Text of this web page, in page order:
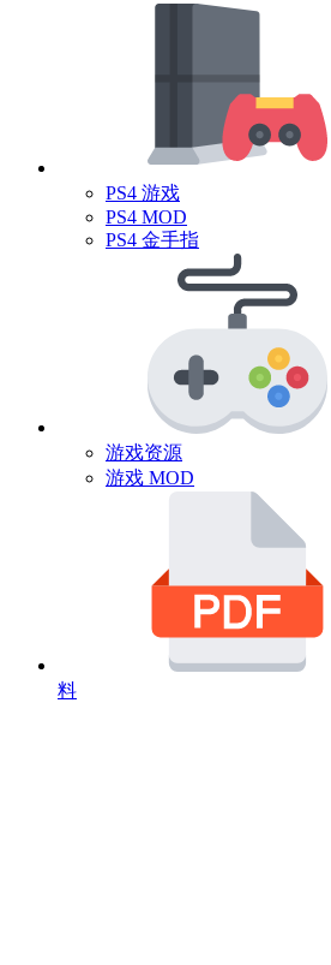
PS4 游戏
PS4 MOD
PS4 金手指
游戏资源
游戏 MOD
料